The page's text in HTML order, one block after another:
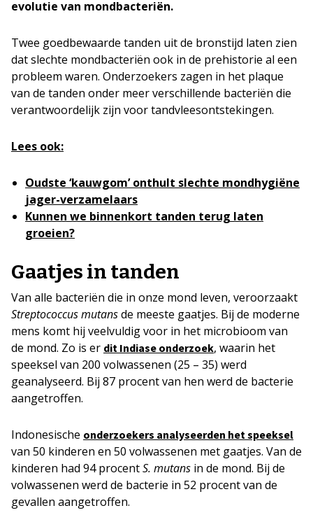
evolutie van mondbacteriën.
Twee goedbewaarde tanden uit de bronstijd laten zien
dat slechte mondbacteriën ook in de prehistorie al een
probleem waren. Onderzoekers zagen in het plaque
van de tanden onder meer verschillende bacteriën die
verantwoordelijk zijn voor tandvleesontstekingen.
Lees ook:
Oudste ‘kauwgom’ onthult slechte mondhygiëne
jager-verzamelaars
Kunnen we binnenkort tanden terug laten
groeien?
Gaatjes in tanden
Van alle bacteriën die in onze mond leven, veroorzaakt
Streptococcus mutansde meeste gaatjes. Bij de moderne
mens komt hij veelvuldig voor in het microbioom van
de mond. Zo is er dit Indiase onderzoek, waarin het
speeksel van 200 volwassenen (25 – 35) werd
geanalyseerd. Bij 87 procent van hen werd de bacterie
aangetroffen.
Indonesische onderzoekers analyseerden het speeksel
van 50 kinderen en 50 volwassenen met gaatjes. Van de
kinderen had 94 procentS. mutans in de mond. Bij de
volwassenen werd de bacterie in 52 procent van de
gevallen aangetroffen.